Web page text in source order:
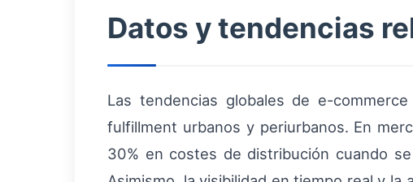
Datos y tendencias
Las tendencias globales de e-
fulfillment urbanos y periurbanos. En
30% en costes de distribución cuando